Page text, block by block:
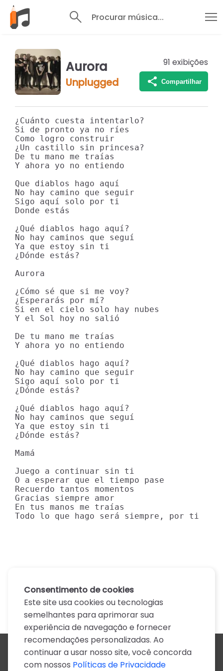
Procurar música...
Aurora
Unplugged
91 exibições
Compartilhar
¿Cuánto cuesta intentarlo?
Si de pronto ya no ríes
Como logro construir
¿Un castillo sin princesa?
De tu mano me traías
Y ahora yo no entiendo
Que diablos hago aquí
No hay camino que seguir
Sigo aquí solo por ti
Donde estás
¿Qué diablos hago aquí?
No hay caminos que seguí
Ya que estoy sin ti
¿Dónde estás?
Aurora
¿Cómo sé que si me voy?
¿Esperarás por mí?
Si en el cielo solo hay nubes
Y el Sol hoy no salió
De tu mano me traías
Y ahora yo no entiendo
¿Qué diablos hago aquí?
No hay camino que seguir
Sigo aquí solo por ti
¿Dónde estás?
¿Qué diablos hago aquí?
No hay caminos que seguí
Ya que estoy sin ti
¿Dónde estás?
Mamá
Juego a continuar sin ti
O a esperar que el tiempo pase
Recuerdo tantos momentos
Gracias siempre amor
En tus manos me traías
Todo lo que hago será siempre, por ti
Todos os artistas
A
B C D E F G H I J
Consentimento de cookies
Este site usa cookies ou tecnologias
semelhantes para aprimorar sua
experiência de navegação e fornecer
recomendações personalizadas. Ao
continuar a usar nosso site, você concorda
com nossos Políticas de Privacidade